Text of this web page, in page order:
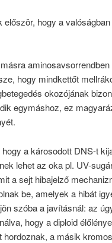
hogy a
hogy mindkettőt
okozójának
egymáshoz, ez
a károsodott DNS-t
lehet az oka pl. UV-
a sejt hibajelző
be, amelyek a hibát
szóba a javításnál: az
hogy a diploid
a másik